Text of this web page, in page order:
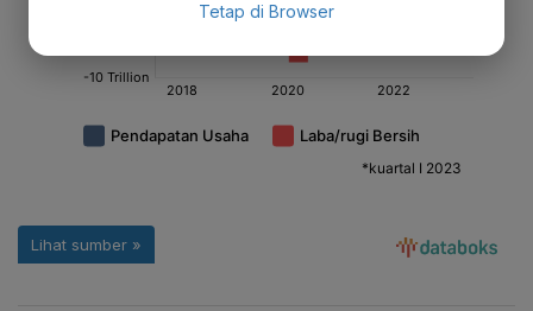
Tetap di Browser